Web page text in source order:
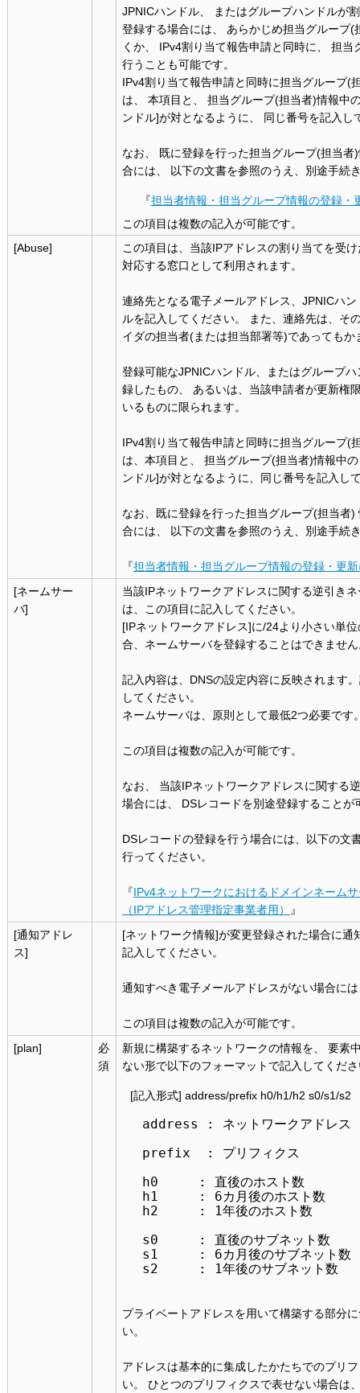
JPNICハンドル、 またはグループハンドルが
登録する場合には、 あらかじめ担当グループ(
くか、 IPv4割り当て報告申請と同時に、 担
行うことも可能です。
IPv4割り当て報告申請と同時に担当グループ(
は、 本項目と、 担当グループ(担当者)情報中
ンドル]が対となるように、 同じ番号を記入し
なお、 既に登録を行った担当グループ(担当
合には、 以下の文書を参照のうえ、別途手続
『担当者情報・担当グループ情報の登録・
この項目は複数の記入が可能です。
[Abuse]
この項目は、当該IPアドレスの割り当てを受
対応する窓口として利用されます。
連絡先となる電子メールアドレス、JPNICハ
ルを記入してください。 また、連絡先は、そ
イダの担当者(または担当部署等)であってもか
登録可能なJPNICハンドル、またはグループ
録したもの、 あるいは、当該申請者が更新権
いるものに限られます。
IPv4割り当て報告申請と同時に担当グループ(
は、本項目と、 担当グループ(担当者)情報中
ンドル]が対となるように、同じ番号を記入し
なお、既に登録を行った担当グループ(担当者
合には、 以下の文書を参照のうえ、別途手続
『担当者情報・担当グループ情報の登録・更
[ネームサー
バ]
当該IPネットワークアドレスに関する逆引き
は、この項目に記入してください。
[IPネットワークアドレス]に/24より小さい単
合、ネームサーバを登録することはできませ
記入内容は、DNSの設定内容に反映されます
してください。
ネームサーバは、原則として最低2つ必要です
この項目は複数の記入が可能です。
なお、 当該IPネットワークアドレスに関する
場合には、 DSレコードを別途登録することが
DSレコードの登録を行う場合には、以下の文
行ってください。
『IPv4ネットワークにおけるドメインネーム
（IPアドレス管理指定事業者用） 』
[通知アドレ
ス]
[ネットワーク情報]が変更登録された場合に通
記入してください。
通知すべき電子メールアドレスがない場合に
この項目は複数の記入が可能です。
[plan]
必
須
新規に構築するネットワークの情報を、 要素
ない形で以下のフォーマットで記入してくだ
[記入形式] address/prefix h0/h1/h2 s0/s1/s2
address : ネットワークアドレス
prefix  : プリフィクス
h0     : 直後のホスト数
h1     : 6カ月後のホスト数
h2     : 1年後のホスト数
s0     : 直後のサブネット数
s1     : 6カ月後のサブネット数
s2     : 1年後のサブネット数
プライベートアドレスを用いて構築する部分
い。
アドレスは基本的に集成したかたちでのプリ
い。 ひとつのプリフィクスで表せない場合は